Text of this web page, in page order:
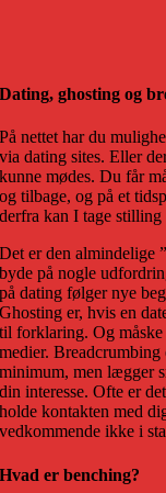
Dating, ghosting og
På nettet har du
via dating sites. Eller
kunne mødes. Du får
og tilbage, og på et
derfra kan I tage
Det er den almindelige
byde på nogle
på dating følger nye
Ghosting er, hvis en
til forklaring. Og
medier. Breadcrumbing
minimum, men lægger
din interesse. Ofte er
holde kontakten med
vedkommende ikke i
Hvad er benching?